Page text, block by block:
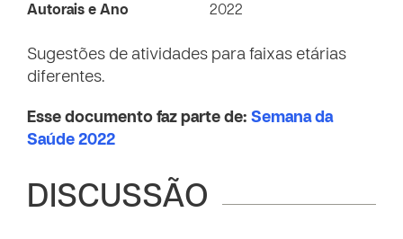
Autorais e Ano
2022
Sugestões de atividades para faixas etárias
diferentes.
Esse documento faz parte de: Semana da
Saúde 2022
DISCUSSÃO